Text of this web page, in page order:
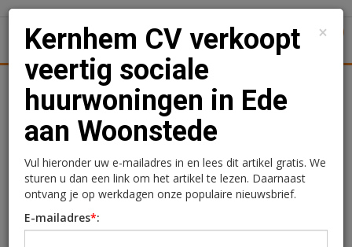
Juridisch | Fiscaal Transacties Werk
Kernhem CV verkoopt
veertig sociale
huurwoningen in Ede aan
Woonstede
×
Kernhem CV verkoopt
veertig sociale
huurwoningen in Ede
aan Woonstede
Vul hieronder uw e-mailadres in en lees dit artikel gratis. We
sturen u dan een link om het artikel te lezen. Daarnaast
ontvang je op werkdagen onze populaire nieuwsbrief.
E-mailadres*: